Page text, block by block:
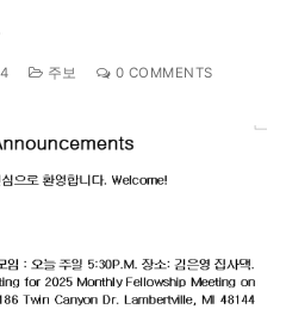
주보 0 COMMENTS